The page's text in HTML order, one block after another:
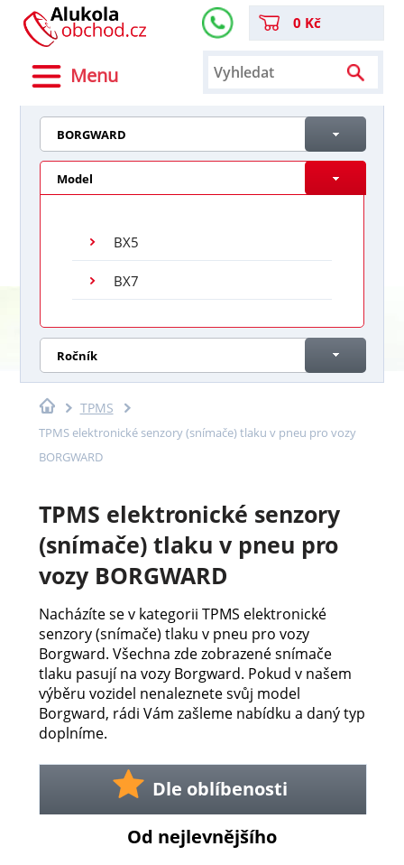
Menu
0 Kč
BORGWARD
Model
BX5
BX7
Ročník
TPMS
TPMS elektronické senzory (snímače) tlaku v pneu pro vozy
BORGWARD
TPMS elektronické senzory
(snímače) tlaku v pneu pro
vozy BORGWARD
Nacházíte se v kategorii TPMS elektronické
senzory (snímače) tlaku v pneu pro vozy
Borgward. Všechna zde zobrazené snímače
tlaku pasují na vozy Borgward. Pokud v našem
výběru vozidel nenaleznete svůj model
Borgward, rádi Vám zašleme nabídku a daný typ
doplníme.
Dle oblíbenosti
Od nejlevnějšího